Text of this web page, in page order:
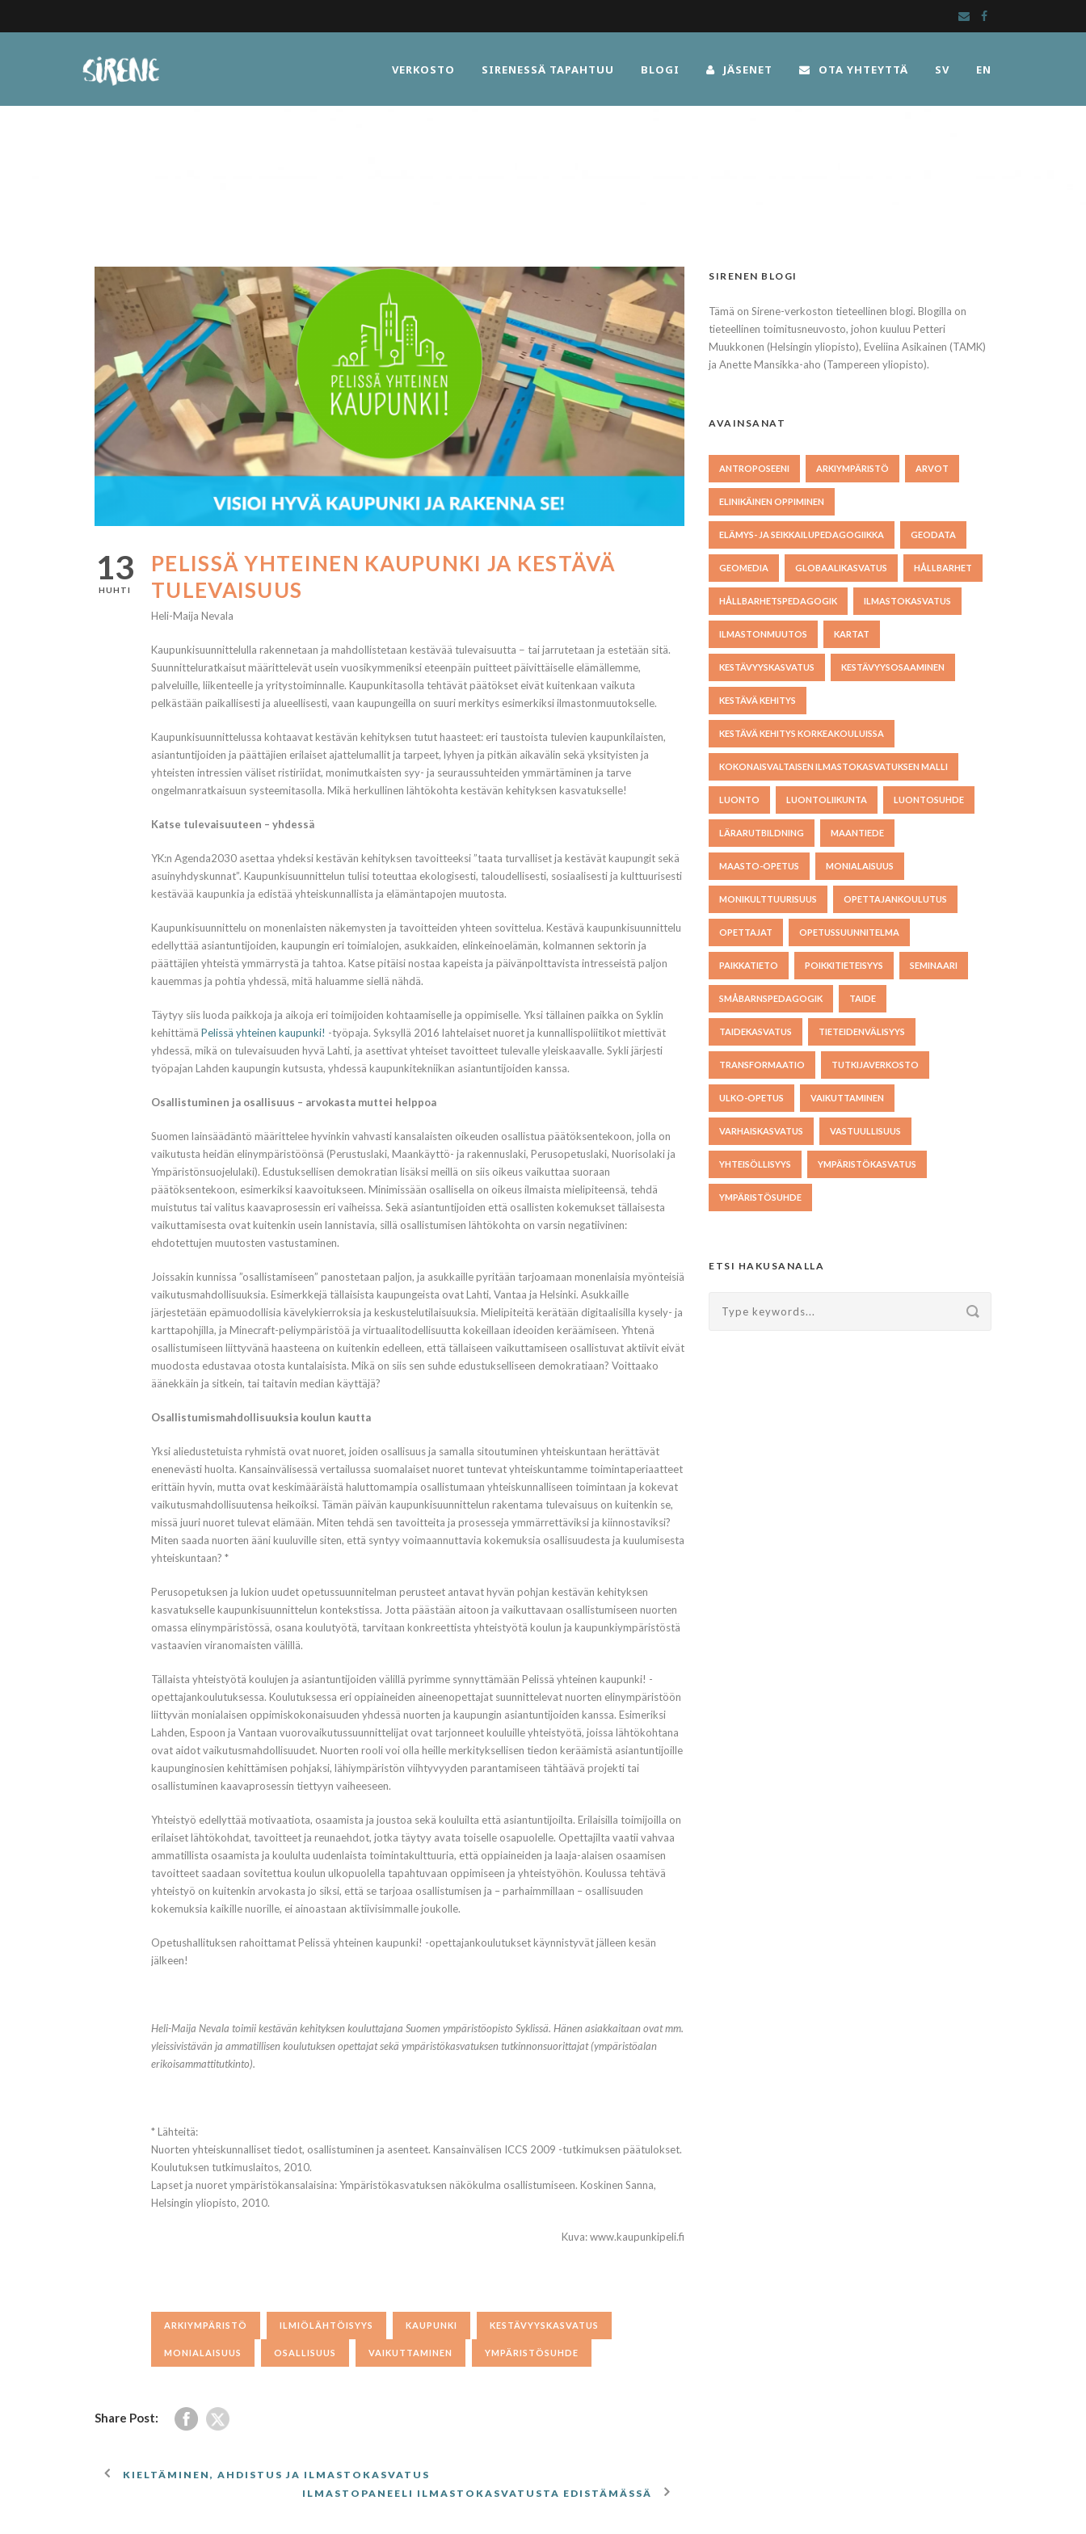
VERKOSTO SIRENESSÄ TAPAHTUU BLOGI JÄSENET OTA YHTEYTTÄ SV EN
13
HUHTI
PELISSÄ YHTEINEN KAUPUNKI JA KESTÄVÄ
TULEVAISUUS
Heli-Maija Nevala
Kaupunkisuunnittelulla rakennetaan ja mahdollistetaan kestävää tulevaisuutta − tai jarrutetaan ja estetään sitä.
Suunnitteluratkaisut määrittelevät usein vuosikymmeniksi eteenpäin puitteet päivittäiselle elämällemme,
palveluille, liikenteelle ja yritystoiminnalle. Kaupunkitasolla tehtävät päätökset eivät kuitenkaan vaikuta
pelkästään paikallisesti ja alueellisesti, vaan kaupungeilla on suuri merkitys esimerkiksi ilmastonmuutokselle.
Kaupunkisuunnittelussa kohtaavat kestävän kehityksen tutut haasteet: eri taustoista tulevien kaupunkilaisten,
asiantuntijoiden ja päättäjien erilaiset ajattelumallit ja tarpeet, lyhyen ja pitkän aikavälin sekä yksityisten ja
yhteisten intressien väliset ristiriidat, monimutkaisten syy- ja seuraussuhteiden ymmärtäminen ja tarve
ongelmanratkaisuun systeemitasolla. Mikä herkullinen lähtökohta kestävän kehityksen kasvatukselle!
Katse tulevaisuuteen – yhdessä
YK:n Agenda2030 asettaa yhdeksi kestävän kehityksen tavoitteeksi ”taata turvalliset ja kestävät kaupungit sekä
asuinyhdyskunnat”. Kaupunkisuunnittelun tulisi toteuttaa ekologisesti, taloudellisesti, sosiaalisesti ja kulttuurisesti
kestävää kaupunkia ja edistää yhteiskunnallista ja elämäntapojen muutosta.
Kaupunkisuunnittelu on monenlaisten näkemysten ja tavoitteiden yhteen sovittelua. Kestävä kaupunkisuunnittelu
edellyttää asiantuntijoiden, kaupungin eri toimialojen, asukkaiden, elinkeinoelämän, kolmannen sektorin ja
päättäjien yhteistä ymmärrystä ja tahtoa. Katse pitäisi nostaa kapeista ja päivänpolttavista intresseistä paljon
kauemmas ja pohtia yhdessä, mitä haluamme siellä nähdä.
Täytyy siis luoda paikkoja ja aikoja eri toimijoiden kohtaamiselle ja oppimiselle. Yksi tällainen paikka on Syklin
kehittämä Pelissä yhteinen kaupunki! -työpaja. Syksyllä 2016 lahtelaiset nuoret ja kunnallispoliitikot miettivät
yhdessä, mikä on tulevaisuuden hyvä Lahti, ja asettivat yhteiset tavoitteet tulevalle yleiskaavalle. Sykli järjesti
työpajan Lahden kaupungin kutsusta, yhdessä kaupunkitekniikan asiantuntijoiden kanssa.
Osallistuminen ja osallisuus – arvokasta muttei helppoa
Suomen lainsäädäntö määrittelee hyvinkin vahvasti kansalaisten oikeuden osallistua päätöksentekoon, jolla on
vaikutusta heidän elinympäristöönsä (Perustuslaki, Maankäyttö- ja rakennuslaki, Perusopetuslaki, Nuorisolaki ja
Ympäristönsuojelulaki). Edustuksellisen demokratian lisäksi meillä on siis oikeus vaikuttaa suoraan
päätöksentekoon, esimerkiksi kaavoitukseen. Minimissään osallisella on oikeus ilmaista mielipiteensä, tehdä
muistutus tai valitus kaavaprosessin eri vaiheissa. Sekä asiantuntijoiden että osallisten kokemukset tällaisesta
vaikuttamisesta ovat kuitenkin usein lannistavia, sillä osallistumisen lähtökohta on varsin negatiivinen:
ehdotettujen muutosten vastustaminen.
Joissakin kunnissa ”osallistamiseen” panostetaan paljon, ja asukkaille pyritään tarjoamaan monenlaisia myönteisiä
vaikutusmahdollisuuksia. Esimerkkejä tällaisista kaupungeista ovat Lahti, Vantaa ja Helsinki. Asukkaille
järjestetään epämuodollisia kävelykierroksia ja keskustelutilaisuuksia. Mielipiteitä kerätään digitaalisilla kysely- ja
karttapohjilla, ja Minecraft-peliympäristöä ja virtuaalitodellisuutta kokeillaan ideoiden keräämiseen. Yhtenä
osallistumiseen liittyvänä haasteena on kuitenkin edelleen, että tällaiseen vaikuttamiseen osallistuvat aktiivit eivät
muodosta edustavaa otosta kuntalaisista. Mikä on siis sen suhde edustukselliseen demokratiaan? Voittaako
äänekkäin ja sitkein, tai taitavin median käyttäjä?
Osallistumismahdollisuuksia koulun kautta
Yksi aliedustetuista ryhmistä ovat nuoret, joiden osallisuus ja samalla sitoutuminen yhteiskuntaan herättävät
enenevästi huolta. Kansainvälisessä vertailussa suomalaiset nuoret tuntevat yhteiskuntamme toimintaperiaatteet
erittäin hyvin, mutta ovat keskimääräistä haluttomampia osallistumaan yhteiskunnalliseen toimintaan ja kokevat
vaikutusmahdollisuutensa heikoiksi. Tämän päivän kaupunkisuunnittelun rakentama tulevaisuus on kuitenkin se,
missä juuri nuoret tulevat elämään. Miten tehdä sen tavoitteita ja prosesseja ymmärrettäviksi ja kiinnostaviksi?
Miten saada nuorten ääni kuuluville siten, että syntyy voimaannuttavia kokemuksia osallisuudesta ja kuulumisesta
yhteiskuntaan? *
Perusopetuksen ja lukion uudet opetussuunnitelman perusteet antavat hyvän pohjan kestävän kehityksen
kasvatukselle kaupunkisuunnittelun kontekstissa. Jotta päästään aitoon ja vaikuttavaan osallistumiseen nuorten
omassa elinympäristössä, osana koulutyötä, tarvitaan konkreettista yhteistyötä koulun ja kaupunkiympäristöstä
vastaavien viranomaisten välillä.
Tällaista yhteistyötä koulujen ja asiantuntijoiden välillä pyrimme synnyttämään Pelissä yhteinen kaupunki! -
opettajankoulutuksessa. Koulutuksessa eri oppiaineiden aineenopettajat suunnittelevat nuorten elinympäristöön
liittyvän monialaisen oppimiskokonaisuuden yhdessä nuorten ja kaupungin asiantuntijoiden kanssa. Esimeriksi
Lahden, Espoon ja Vantaan vuorovaikutussuunnittelijat ovat tarjonneet kouluille yhteistyötä, joissa lähtökohtana
ovat aidot vaikutusmahdollisuudet. Nuorten rooli voi olla heille merkityksellisen tiedon keräämistä asiantuntijoille
kaupunginosien kehittämisen pohjaksi, lähiympäristön viihtyvyyden parantamiseen tähtäävä projekti tai
osallistuminen kaavaprosessin tiettyyn vaiheeseen.
Yhteistyö edellyttää motivaatiota, osaamista ja joustoa sekä kouluilta että asiantuntijoilta. Erilaisilla toimijoilla on
erilaiset lähtökohdat, tavoitteet ja reunaehdot, jotka täytyy avata toiselle osapuolelle. Opettajilta vaatii vahvaa
ammatillista osaamista ja koululta uudenlaista toimintakulttuuria, että oppiaineiden ja laaja-alaisen osaamisen
tavoitteet saadaan sovitettua koulun ulkopuolella tapahtuvaan oppimiseen ja yhteistyöhön. Koulussa tehtävä
yhteistyö on kuitenkin arvokasta jo siksi, että se tarjoaa osallistumisen ja – parhaimmillaan – osallisuuden
kokemuksia kaikille nuorille, ei ainoastaan aktiivisimmalle joukolle.
Opetushallituksen rahoittamat Pelissä yhteinen kaupunki! -opettajankoulutukset käynnistyvät jälleen kesän
jälkeen!
Heli-Maija Nevala toimii kestävän kehityksen kouluttajana Suomen ympäristöopisto Syklissä. Hänen asiakkaitaan ovat mm.
yleissivistävän ja ammatillisen koulutuksen opettajat sekä ympäristökasvatuksen tutkinnonsuorittajat (ympäristöalan
erikoisammattitutkinto).
* Lähteitä:
Nuorten yhteiskunnalliset tiedot, osallistuminen ja asenteet. Kansainvälisen ICCS 2009 -tutkimuksen päätulokset.
Koulutuksen tutkimuslaitos, 2010.
Lapset ja nuoret ympäristökansalaisina: Ympäristökasvatuksen näkökulma osallistumiseen. Koskinen Sanna,
Helsingin yliopisto, 2010.
Kuva: www.kaupunkipeli.fi
ARKIYMPÄRISTÖ ILMIÖLÄHTÖISYYS KAUPUNKI KESTÄVYYSKASVATUS
MONIALAISUUS OSALLISUUS VAIKUTTAMINEN YMPÄRISTÖSUHDE
Share Post:
KIELTÄMINEN, AHDISTUS JA ILMASTOKASVATUS
ILMASTOPANEELI ILMASTOKASVATUSTA EDISTÄMÄSSÄ
SIRENEN BLOGI
Tämä on Sirene-verkoston tieteellinen blogi. Blogilla on
tieteellinen toimitusneuvosto, johon kuuluu Petteri
Muukkonen (Helsingin yliopisto), Eveliina Asikainen (TAMK)
ja Anette Mansikka-aho (Tampereen yliopisto).
AVAINSANAT
ANTROPOSEENI ARKIYMPÄRISTÖ ARVOT
ELINIKÄINEN OPPIMINEN
ELÄMYS- JA SEIKKAILUPEDAGOGIIKKA GEODATA
GEOMEDIA GLOBAALIKASVATUS HÅLLBARHET
HÅLLBARHETSPEDAGOGIK ILMASTOKASVATUS
ILMASTONMUUTOS KARTAT
KESTÄVYYSKASVATUS KESTÄVYYSOSAAMINEN
KESTÄVÄ KEHITYS
KESTÄVÄ KEHITYS KORKEAKOULUISSA
KOKONAISVALTAISEN ILMASTOKASVATUKSEN MALLI
LUONTO LUONTOLIIKUNTA LUONTOSUHDE
LÄRARUTBILDNING MAANTIEDE
MAASTO-OPETUS MONIALAISUUS
MONIKULTTUURISUUS OPETTAJANKOULUTUS
OPETTAJAT OPETUSSUUNNITELMA
PAIKKATIETO POIKKITIETEISYYS SEMINAARI
SMÅBARNSPEDAGOGIK TAIDE
TAIDEKASVATUS TIETEIDENVÄLISYYS
TRANSFORMAATIO TUTKIJAVERKOSTO
ULKO-OPETUS VAIKUTTAMINEN
VARHAISKASVATUS VASTUULLISUUS
YHTEISÖLLISYYS YMPÄRISTÖKASVATUS
YMPÄRISTÖSUHDE
ETSI HAKUSANALLA